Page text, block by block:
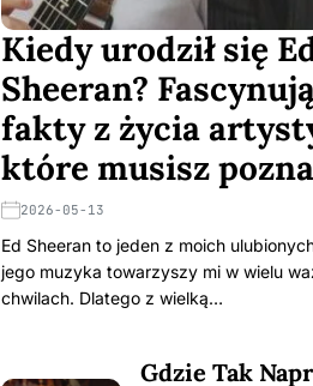
Kiedy urodził się
Sheeran?
fakty z życia
które musisz
2026-05-13
Ed Sheeran to jeden z moich
jego muzyka towarzyszy mi w wielu
chwilach. Dlatego z wielką…
Gdzie Tak